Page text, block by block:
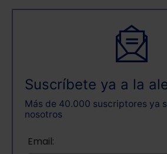
Suscríbete ya a la
Más de 40.000 suscriptores ya
nosotros
Email: